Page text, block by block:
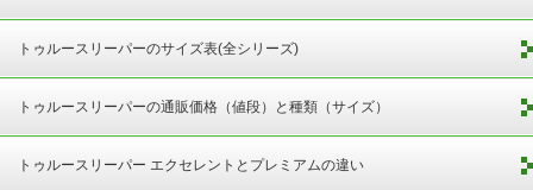
トゥルースリーパーのサイズ表(全シリーズ)
トゥルースリーパーの通販価格（値段）と種類（サイズ）
トゥルースリーパー エクセレントとプレミアムの違い